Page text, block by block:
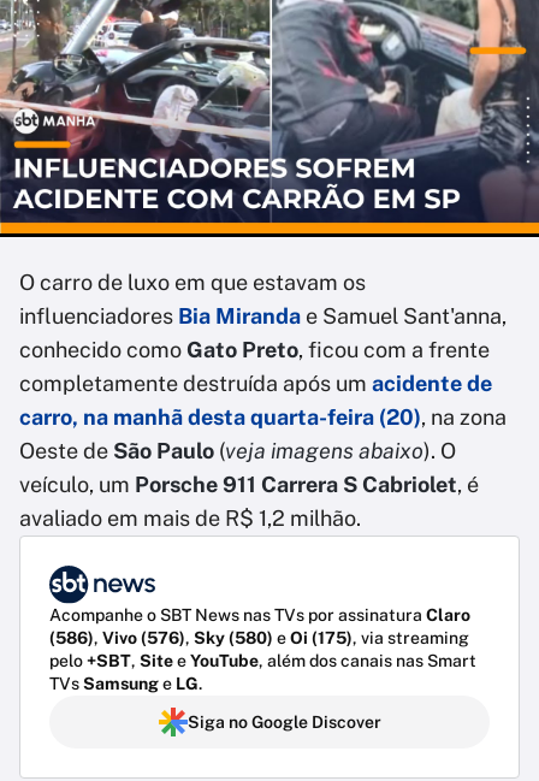
O carro de luxo em que estavam os
influenciadores Bia Miranda e Samuel Sant'anna,
conhecido comoGato Preto, ficou com a frente
completamente destruída após um acidente de
carro, na manhã desta quarta-feira (20), na zona
Oeste de São Paulo (veja imagens abaixo). O
veículo, um Porsche 911 Carrera S Cabriolet, é
avaliado em mais de R$ 1,2 milhão.
Acompanhe o SBT News nas TVs por assinatura Claro
(586), Vivo (576), Sky (580) eOi (175), via streaming
pelo+SBT, SiteeYouTube, além dos canais nas Smart
TVsSamsunge LG.
Siga no Google Discover